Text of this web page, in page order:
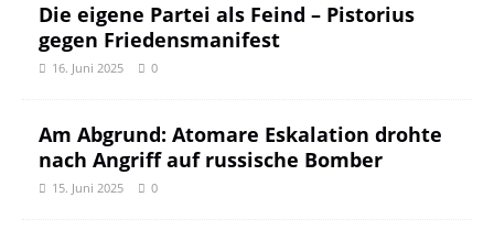
Die eigene Partei als Feind – Pistorius
gegen Friedensmanifest
16. Juni 2025 0
Am Abgrund: Atomare Eskalation drohte
nach Angriff auf russische Bomber
15. Juni 2025 0